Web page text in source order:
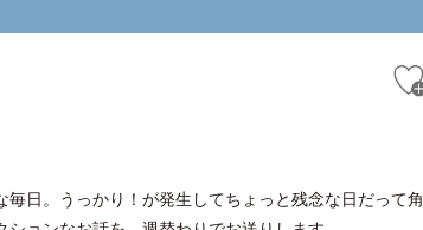
日。うっかり！が発生してちょっと残念な日だって角